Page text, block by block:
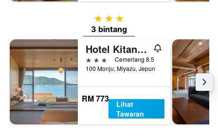
3 bintang
3 bintang
Hotel Kitanoya
3 bintangCemerlang 8.5
100 Monju, Miyazu, Jepun
RM 773
Lihat
Tawaran